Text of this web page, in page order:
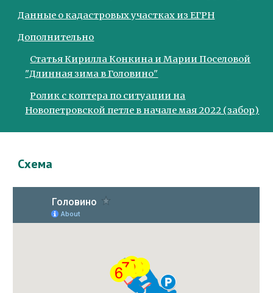
Данные о кадастровых участках из ЕГРН
Дополнительно
Статья Кирилла Конкина и Марии Поселовой
"Длинная зима в Головино"
Ролик с коптера по ситуации на
Новопетровской петле в начале мая 2022 (забор)
Схема